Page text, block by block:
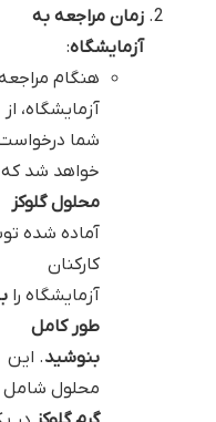
زمان مراجعه به
آزمایشگاه:
هنگام
آزمایشگاه، از
شما
خواهد شد که
محلول گلوکز
آماده شده
کارکنان
آزمایشگاه را
طور کامل
بنوشید. این
محلول شامل